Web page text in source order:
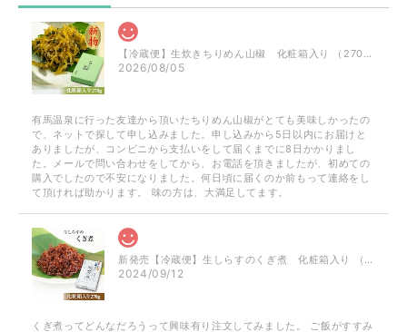
【冷蔵便】生炊きちりめん山椒 化粧箱入り （270g）
2026/08/05
有馬温泉に行った友達から頂いたちりめん山椒がとても美味しかったの
で、ネットで探して申し込みました。申し込みから5日以内にお届けと
ありましたが、コンビニから支払いをして届くまでに8日かかりまし
た。メールで問い合わせをしてから、お電話を頂きましたが、初めての
購入でしたので不安になりました。何日頃に届くのか前もって連絡をし
て頂ければ助かります。 味の方は、大満足してます。
新発売【冷蔵便】生しらすのくぎ煮 化粧箱入り （300g）
2024/09/12
くぎ煮ってどんなだろうって興味有り注文してみました。 ご飯がすすみ